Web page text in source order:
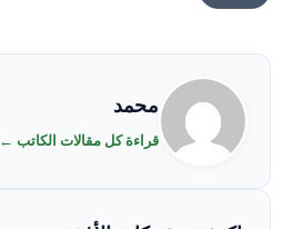
محمد
قراءة كل مقالات الكاتب ←